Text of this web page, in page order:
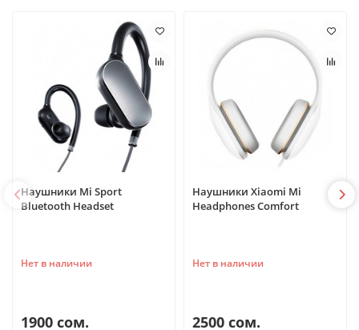
Наушники Mi Sport
Bluetooth Headset
Нет в наличии
1900 сом.
Наушники Xiaomi Mi
Headphones Comfort
Нет в наличии
2500 сом.